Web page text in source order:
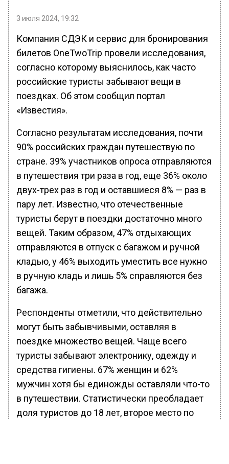
3 июля 2024, 19:32
Компания СДЭК и сервис для бронирования
билетов OneTwoTrip провели исследования,
согласно которому выяснилось, как часто
российские туристы забывают вещи в
поездках. Об этом сообщил портал
«Известия».
Согласно результатам исследования, почти
90% российских граждан путешествую по
стране. 39% участников опроса отправляются
в путешествия три раза в год, еще 36% около
двух-трех раз в год и оставшиеся 8% — раз в
пару лет. Известно, что отечественные
туристы берут в поездки достаточно много
вещей. Таким образом, 47% отдыхающих
отправляются в отпуск с багажом и ручной
кладью, у 46% выходить уместить все нужно
в ручную кладь и лишь 5% справляются без
багажа.
Респонденты отметили, что действительно
могут быть забывчивыми, оставляя в
поездке множество вещей. Чаще всего
туристы забывают электронику, одежду и
средства гигиены. 67% женщин и 62%
мужчин хотя бы единожды оставляли что-то
в путешествии. Статистически преобладает
доля туристов до 18 лет, второе место по